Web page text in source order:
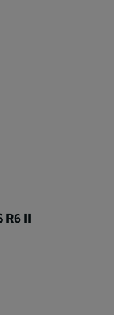
R6 II